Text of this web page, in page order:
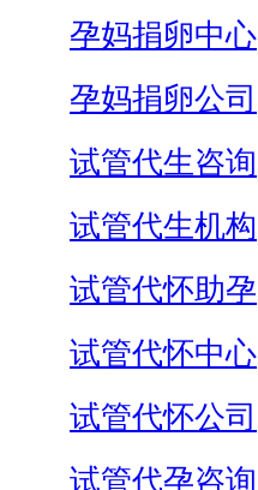
孕妈捐卵中心
孕妈捐卵公司
试管代生咨询
试管代生机构
试管代怀助孕
试管代怀中心
试管代怀公司
试管代孕咨询